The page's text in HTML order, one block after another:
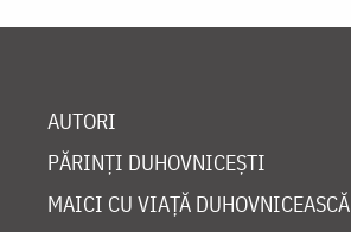
AUTORI
PĂRINȚI DUHOVNICEȘTI
MAICI CU VIAȚĂ DUHOVNICEASCĂ